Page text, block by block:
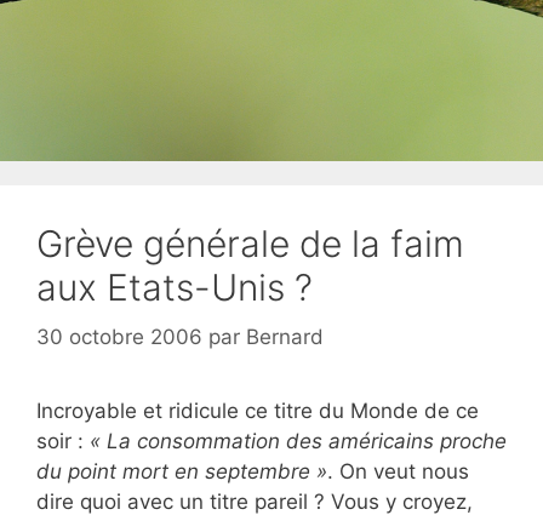
Grève générale de la faim
aux Etats-Unis ?
30 octobre 2006 par Bernard
Incroyable et ridicule ce titre du Monde de ce
soir : « La consommation des américains proche
du point mort en septembre ». On veut nous
dire quoi avec un titre pareil ? Vous y croyez,